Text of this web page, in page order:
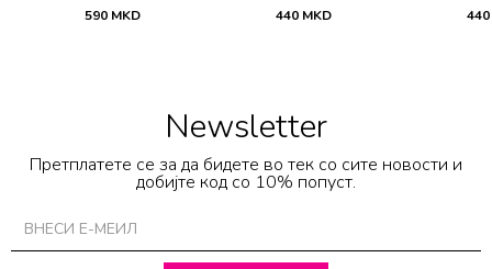
590 MKD 440 MKD 440
Newsletter
Претплатете се за да бидете во тек со сите новости и
добијте код со 10% попуст.